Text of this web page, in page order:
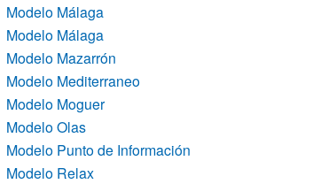
Modelo Málaga
Modelo Málaga
Modelo Mazarrón
Modelo Mediterraneo
Modelo Moguer
Modelo Olas
Modelo Punto de Información
Modelo Relax